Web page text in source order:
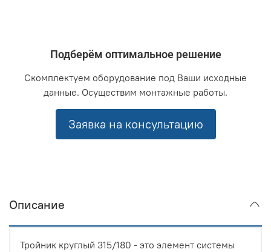
Подберём оптимальное решение
Скомплектуем оборудование под Ваши исходные
данные. Осуществим монтажные работы.
Заявка на консультацию
Описание
Тройник круглый 315/180 - это элемент системы